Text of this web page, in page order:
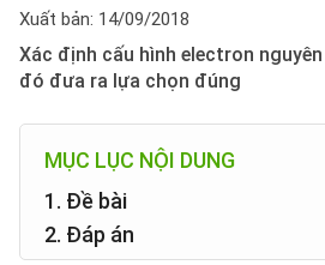
Xuất bản: 14/09/2018
Xác định cấu hình electron
đó đưa ra lựa chọn đúng
MỤC LỤC NỘI DUNG
1. Đề bài
2. Đáp án